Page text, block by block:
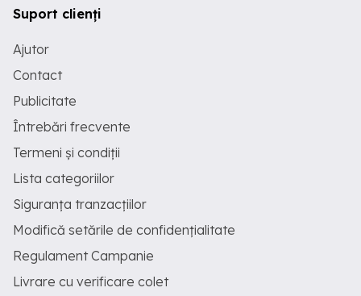
Suport clienți
Ajutor
Contact
Publicitate
Întrebări frecvente
Termeni și condiții
Lista categoriilor
Siguranța tranzacțiilor
Modifică setările de confidențialitate
Regulament Campanie
Livrare cu verificare colet